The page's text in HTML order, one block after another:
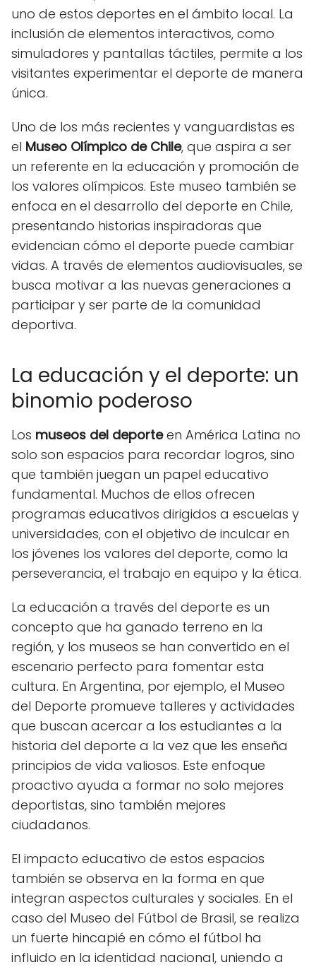
uno de estos deportes en el ámbito local. La
inclusión de elementos interactivos, como
simuladores y pantallas táctiles, permite a los
visitantes experimentar el deporte de manera
única.
Uno de los más recientes y vanguardistas es
el Museo Olímpico de Chile, que aspira a ser
un referente en la educación y promoción de
los valores olímpicos. Este museo también se
enfoca en el desarrollo del deporte en Chile,
presentando historias inspiradoras que
evidencian cómo el deporte puede cambiar
vidas. A través de elementos audiovisuales, se
busca motivar a las nuevas generaciones a
participar y ser parte de la comunidad
deportiva.
La educación y el deporte: un
binomio poderoso
Los museos del deporteen América Latina no
solo son espacios para recordar logros, sino
que también juegan un papel educativo
fundamental. Muchos de ellos ofrecen
programas educativos dirigidos a escuelas y
universidades, con el objetivo de inculcar en
los jóvenes los valores del deporte, como la
perseverancia, el trabajo en equipo y la ética.
La educación a través del deporte es un
concepto que ha ganado terreno en la
región, y los museos se han convertido en el
escenario perfecto para fomentar esta
cultura. En Argentina, por ejemplo, el Museo
del Deporte promueve talleres y actividades
que buscan acercar a los estudiantes a la
historia del deporte a la vez que les enseña
principios de vida valiosos. Este enfoque
proactivo ayuda a formar no solo mejores
deportistas, sino también mejores
ciudadanos.
El impacto educativo de estos espacios
también se observa en la forma en que
integran aspectos culturales y sociales. En el
caso del Museo del Fútbol de Brasil, se realiza
un fuerte hincapié en cómo el fútbol ha
influido en la identidad nacional, uniendo a